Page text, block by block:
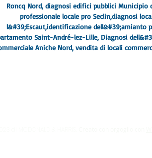
Roncq Nord, diagnosi edifici pubblici
professionale locale pro Seclin,diagnosi
l&#39;Escaut,identificazione dell&#39;amianto
Saint-André-lez-Lille, Diagnosi
Aniche Nord, vendita di locali